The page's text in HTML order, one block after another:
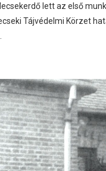
lett az első
Tájvédelmi Körzet